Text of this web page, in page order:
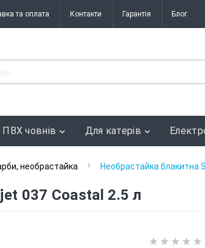
та оплата Контакти Гарантія Блог
човнів Для катерів
необрастайка Необрастайка блакитна
037 Coastal 2.5 л